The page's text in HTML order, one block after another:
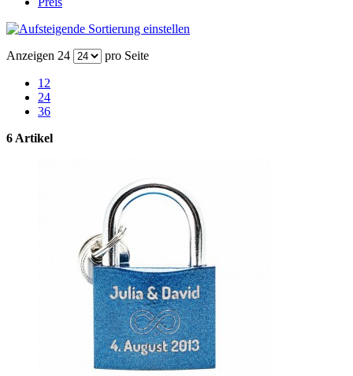
Anzeigen 24 pro Seite
12
24
36
6 Artikel